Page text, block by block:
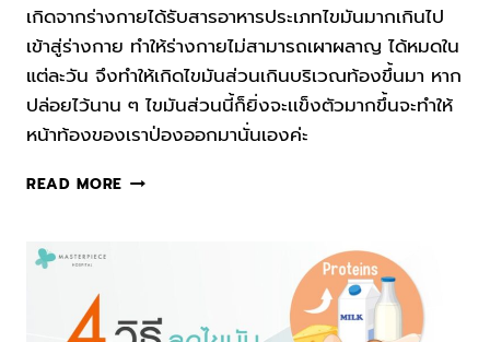
เกิดจากร่างกายได้รับสารอาหารประเภทไขมันมากเกินไป
เข้าสู่ร่างกาย ทำให้ร่างกายไม่สามารถเผาผลาญ ได้หมดใน
แต่ละวัน จึงทำให้เกิดไขมันส่วนเกินบริเวณท้องขึ้นมา หาก
ปล่อยไว้นาน ๆ ไขมันส่วนนี้ก็ยิ่งจะเเข็งตัวมากขึ้นจะทำให้
หน้าท้องของเราป่องออกมานั่นเองค่ะ
READ MORE ไข
อะไร